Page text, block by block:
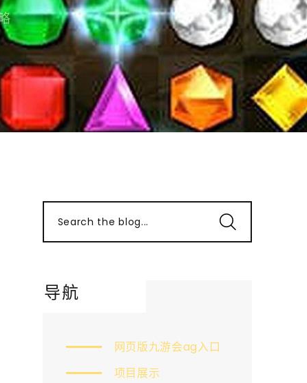
Search the blog...
导航
网页版九游会ag入口
项目展示